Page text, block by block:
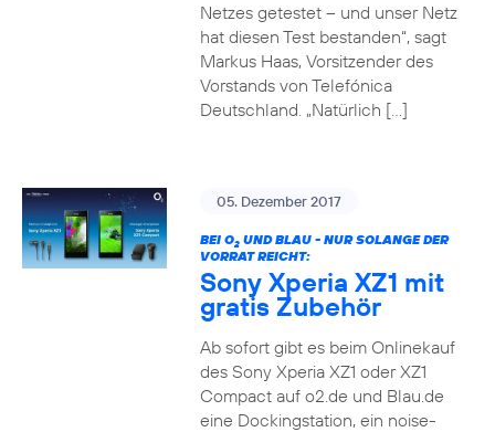
Netzes getestet – und unser Netz
hat diesen Test bestanden“, sagt
Markus Haas, Vorsitzender des
Vorstands von Telefónica
Deutschland. „Natürlich […]
05. Dezember 2017
BEI O2UND BLAU - NUR SOLANGE DER
VORRAT REICHT:
Sony Xperia XZ1 mit
gratis Zubehör
Ab sofort gibt es beim Onlinekauf
des Sony Xperia XZ1 oder XZ1
Compact auf o2.de und Blau.de
eine Dockingstation, ein noise-